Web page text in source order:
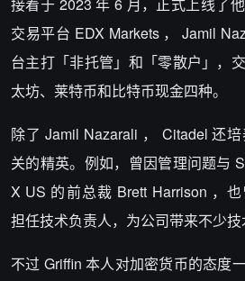
接着于 2023 年 6 月，正式上线了
交易平台 EDX Markets ， Jamil
台主打「非托管」和「零散户」，
太坊、莱特币和比特币现金四种。
除了 Jamil Nazarali ， Citadel 还
关的精英。例如，曾因管理问题与
X US 的前总裁 Brett Harrison ，
担任技术负责人，为公司带来不少技
不过 Griffin 本人对加密货币的态度